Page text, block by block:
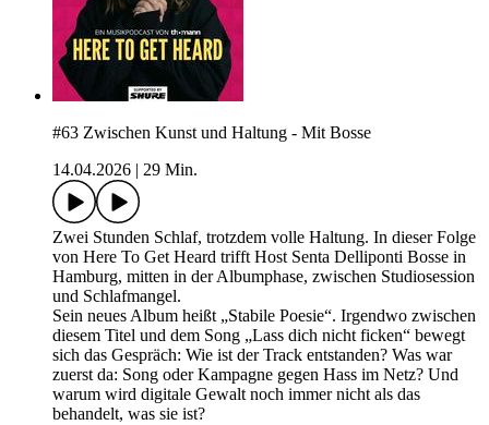
#63 Zwischen Kunst und Haltung - Mit Bosse
14.04.2026
29 Min.
Zwei Stunden Schlaf, trotzdem volle Haltung. In dieser Folge
von Here To Get Heard trifft Host Senta Delliponti Bosse in
Hamburg, mitten in der Albumphase, zwischen Studiosession
und Schlafmangel.
Sein neues Album heißt „Stabile Poesie“. Irgendwo zwischen
diesem Titel und dem Song „Lass dich nicht ficken“ bewegt
sich das Gespräch: Wie ist der Track entstanden? Was war
zuerst da: Song oder Kampagne gegen Hass im Netz? Und
warum wird digitale Gewalt noch immer nicht als das
behandelt, was sie ist?